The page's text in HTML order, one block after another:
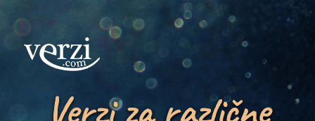
Verzi za različne